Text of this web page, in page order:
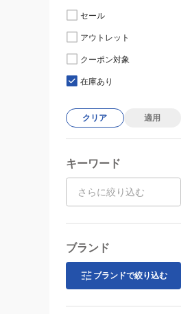
セール
アウトレット
クーポン対象
在庫あり
クリア 適用
キーワード
ブランド
ブランドで絞り込む